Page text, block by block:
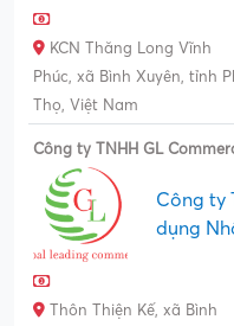
KCN Thăng Long Vĩnh
Phúc, xã Bình Xuyên, tỉnh
Thọ, Việt Nam
Công ty TNHH GL
Công ty
dụng
Thôn Thiện Kế, xã Bình